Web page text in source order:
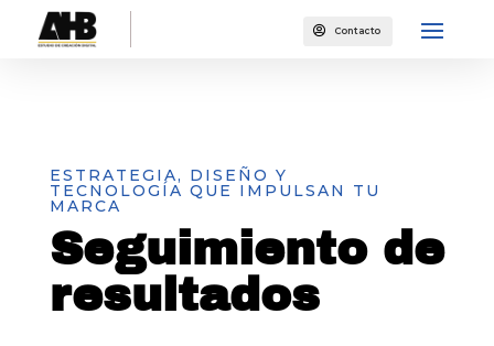
 Contacto
ESTRATEGIA, DISEÑO Y
TECNOLOGÍA QUE IMPULSAN TU
MARCA
Seguimiento de
resultados